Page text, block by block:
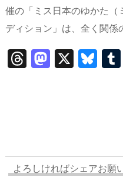
催の「ミス日本のゆかた（
ディション」は、全く関
T
s
M
o
n
X Bl
よろしければシェアお願